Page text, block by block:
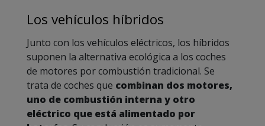
Los vehículos híbridos
Junto con los vehículos eléctricos, los híbridos
suponen la alternativa ecológica a los coches
de motores por combustión tradicional. Se
trata de coches que combinan dos motores,
uno de combustión interna y otro
eléctrico que está alimentado por